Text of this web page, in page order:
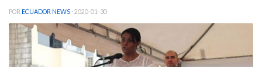
POR ECUADOR NEWS · 2020-01-30